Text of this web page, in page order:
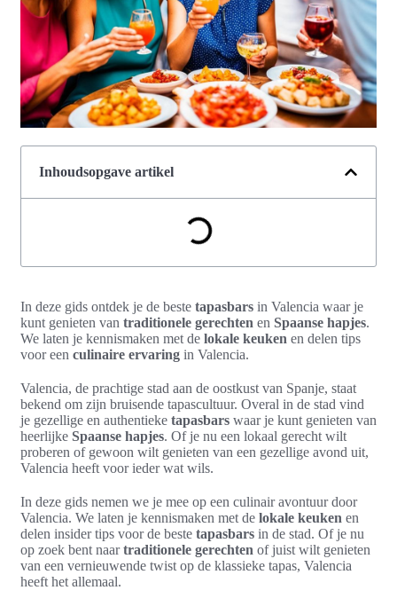
Inhoudsopgave artikel
In deze gids ontdek je de beste tapasbars in Valencia waar je
kunt genieten van traditionele gerechten en Spaanse hapjes.
We laten je kennismaken met de lokale keuken en delen tips
voor een culinaire ervaring in Valencia.
Valencia, de prachtige stad aan de oostkust van Spanje, staat
bekend om zijn bruisende tapascultuur. Overal in de stad vind
je gezellige en authentieke tapasbars waar je kunt genieten van
heerlijke Spaanse hapjes. Of je nu een lokaal gerecht wilt
proberen of gewoon wilt genieten van een gezellige avond uit,
Valencia heeft voor ieder wat wils.
In deze gids nemen we je mee op een culinair avontuur door
Valencia. We laten je kennismaken met de lokale keuken en
delen insider tips voor de beste tapasbars in de stad. Of je nu
op zoek bent naartraditionele gerechten of juist wilt genieten
van een vernieuwende twist op de klassieke tapas, Valencia
heeft het allemaal.